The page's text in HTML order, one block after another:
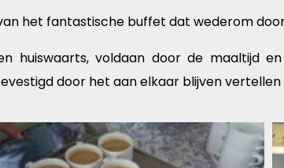
het fantastische buffet dat wederom
huiswaarts, voldaan door de maaltijd
door het aan elkaar blijven